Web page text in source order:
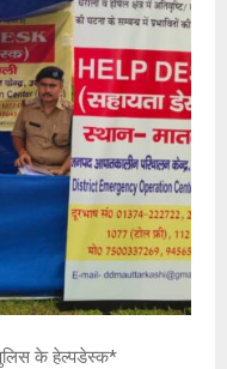
पुलिस के हेल्पडेस्क*